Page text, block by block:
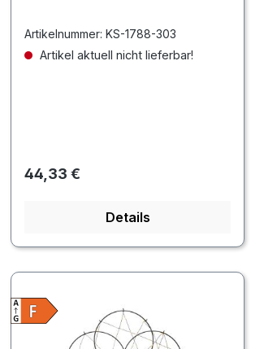
Artikelnummer:KS-1788-303
Artikel aktuell nicht lieferbar!
Regulärer Preis:
44,33 €
Details